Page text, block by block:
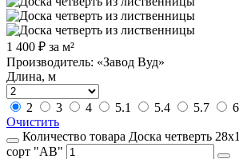
1 400 ₽ за м²
Производитель: «Завод Вуд»
Длина, м
2 3 4 5.1 5.4 5.7
6
Очистить
Количество товара Доска четверть
сорт "АВ"